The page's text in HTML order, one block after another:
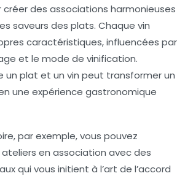
des associations harmonieuses
saveurs des plats. Chaque vin
caractéristiques, influencées par
et le mode de vinification.
un plat et un vin peut transformer un
une expérience gastronomique
, par exemple, vous pouvez
en association avec des
qui vous initient à l’art de l’accord